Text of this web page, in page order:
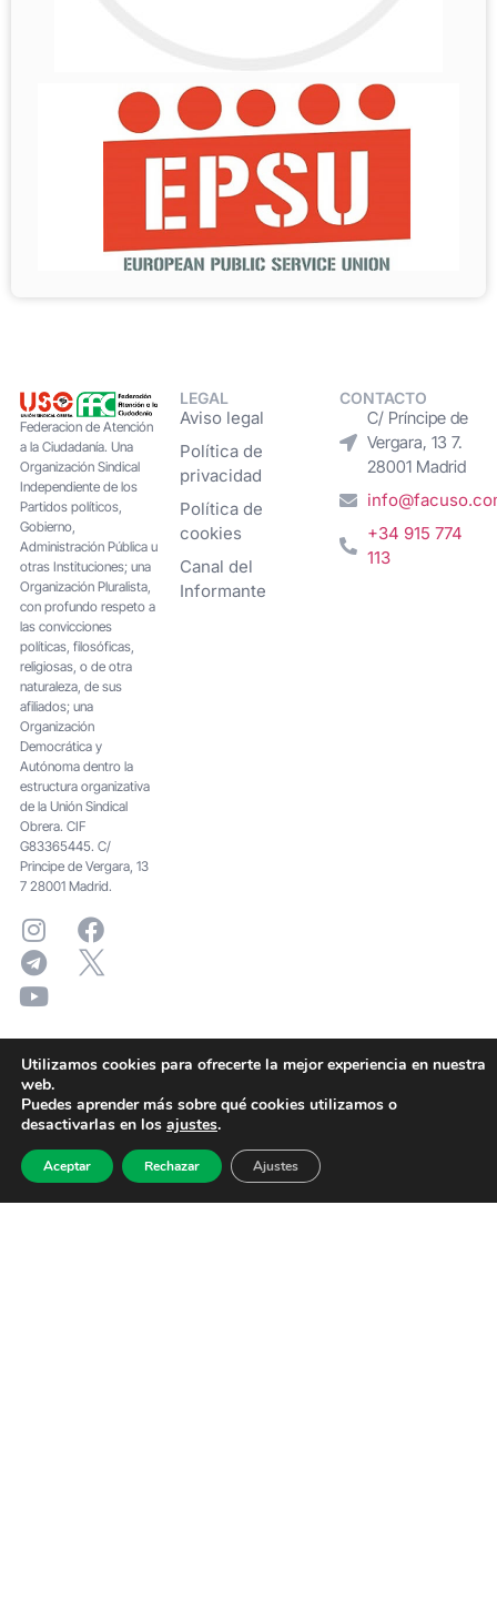
Federacion de Atención
a la Ciudadanía. Una
Organización Sindical
Independiente de los
Partidos políticos,
Gobierno,
Administración Pública u
otras Instituciones; una
Organización Pluralista,
con profundo respeto a
las convicciones
políticas, filosóficas,
religiosas, o de otra
naturaleza, de sus
afiliados; una
Organización
Democrática y
Autónoma dentro la
estructura organizativa
de la Unión Sindical
Obrera. CIF
G83365445. C/
Principe de Vergara, 13
7 28001 Madrid.
LEGAL
Aviso legal
Política de
privacidad
Política de
cookies
Canal del
Informante
CONTACTO
C/ Príncipe de
Vergara, 13 7.
28001 Madrid
+34 915 774
113
Utilizamos cookies para ofrecerte la mejor experiencia en nuestra
web.
Puedes aprender más sobre qué cookies utilizamos o
desactivarlas en los ajustes.
Aceptar Rechazar Ajustes